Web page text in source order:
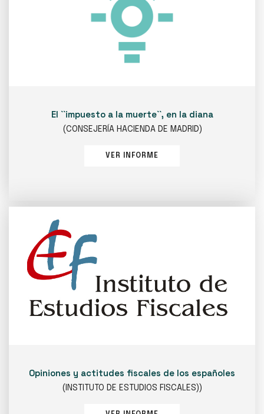
El ``impuesto a la muerte``, en la diana
(CONSEJERÍA HACIENDA DE MADRID)
VER INFORME
Opiniones y actitudes fiscales de los españoles
(INSTITUTO DE ESTUDIOS FISCALES))